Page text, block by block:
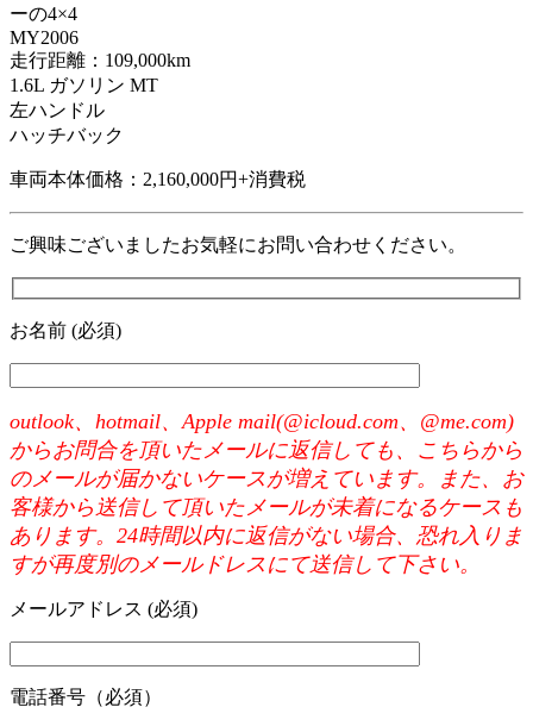
ーの4×4
MY2006
走行距離：109,000km
1.6L ガソリン MT
左ハンドル
ハッチバック
車両本体価格：2,160,000円+消費税
ご興味ございましたお気軽にお問い合わせください。
お名前 (必須)
outlook、hotmail、Apple mail(@icloud.com、@me.com)
からお問合を頂いたメールに返信しても、こちらから
のメールが届かないケースが増えています。また、お
客様から送信して頂いたメールが未着になるケースも
あります。24時間以内に返信がない場合、恐れ入りま
すが再度別のメールドレスにて送信して下さい。
メールアドレス (必須)
電話番号（必須）